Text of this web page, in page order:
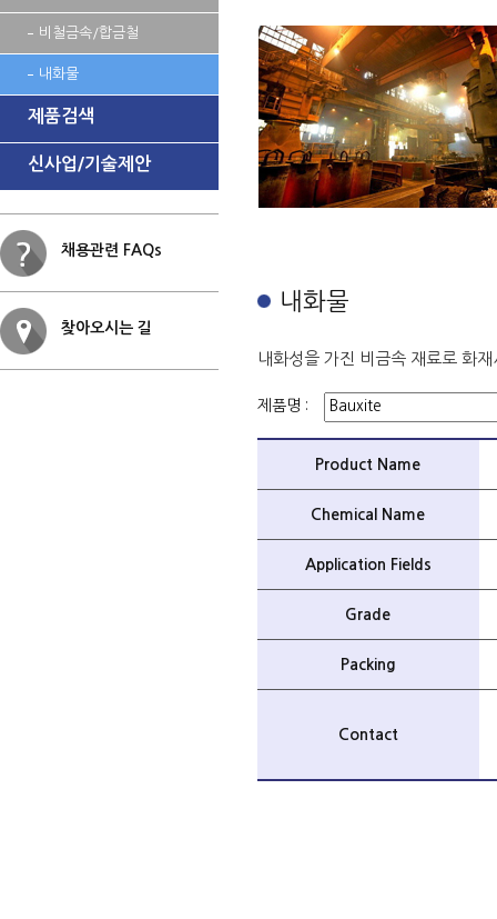
비철금속/합금철
내화물
제품검색
신사업/기술제안
채용관련 FAQs
찾아오시는 길
내화물
내화성을 가진 비금속 재료로 화
제품명 :
Product Name
Chemical Name
Application Fields
Grade
Packing
Contact